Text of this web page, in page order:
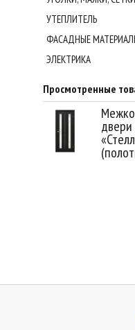
УТЕПЛИТЕЛЬ
ФАСАДНЫЕ
ЭЛЕКТРИКА
Просмотренные